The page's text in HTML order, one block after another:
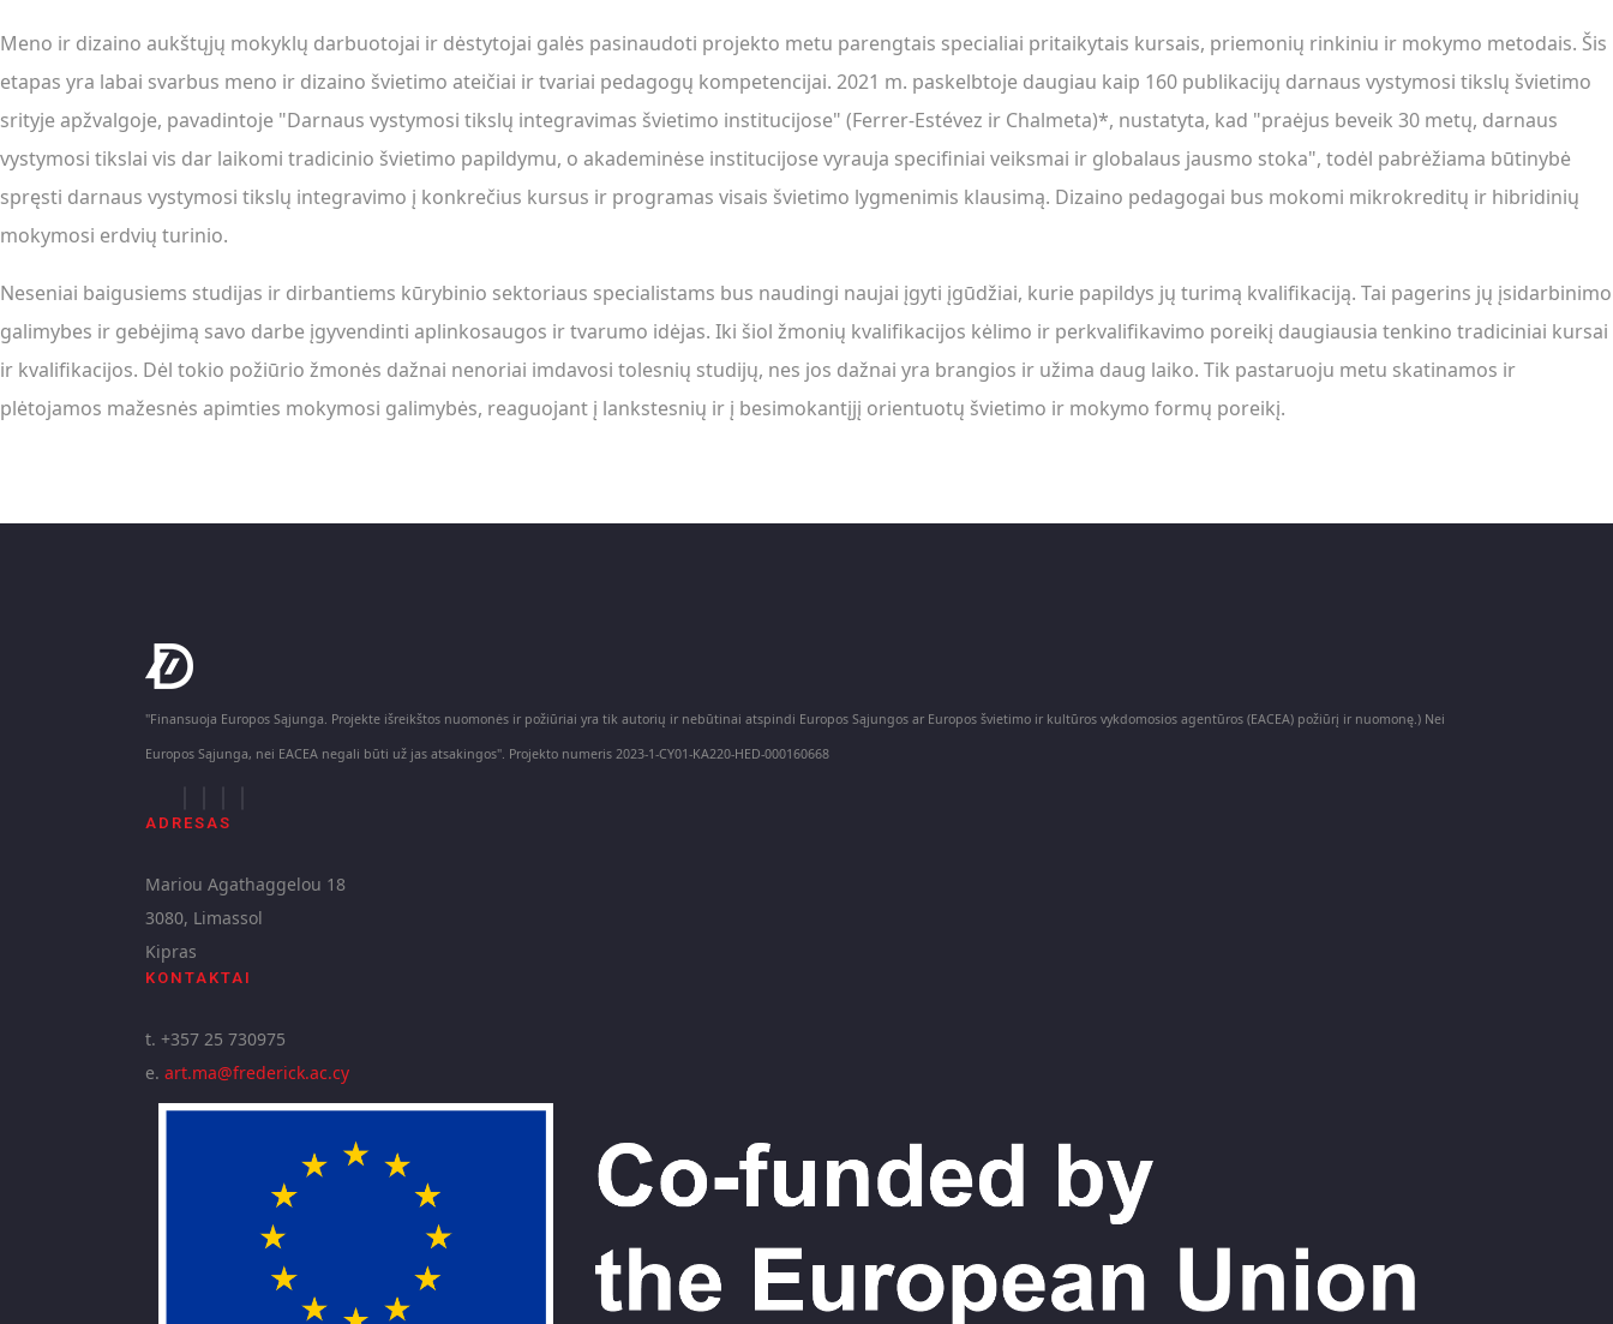
Meno ir dizaino aukštųjų mokyklų darbuotojai ir dėstytojai galės pasinaudoti projekto metu parengtais specialiai pritaikytais kursais, priemonių rinkiniu ir mokymo metodais. Šis
etapas yra labai svarbus meno ir dizaino švietimo ateičiai ir tvariai pedagogų kompetencijai. 2021 m. paskelbtoje daugiau kaip 160 publikacijų darnaus vystymosi tikslų švietimo
srityje apžvalgoje, pavadintoje "Darnaus vystymosi tikslų integravimas švietimo institucijose" (Ferrer-Estévez ir Chalmeta)*, nustatyta, kad "praėjus beveik 30 metų, darnaus
vystymosi tikslai vis dar laikomi tradicinio švietimo papildymu, o akademinėse institucijose vyrauja specifiniai veiksmai ir globalaus jausmo stoka", todėl pabrėžiama būtinybė
spręsti darnaus vystymosi tikslų integravimo į konkrečius kursus ir programas visais švietimo lygmenimis klausimą. Dizaino pedagogai bus mokomi mikrokreditų ir hibridinių
mokymosi erdvių turinio.
Neseniai baigusiems studijas ir dirbantiems kūrybinio sektoriaus specialistams bus naudingi naujai įgyti įgūdžiai, kurie papildys jų turimą kvalifikaciją. Tai pagerins jų įsidarbinimo
galimybes ir gebėjimą savo darbe įgyvendinti aplinkosaugos ir tvarumo idėjas. Iki šiol žmonių kvalifikacijos kėlimo ir perkvalifikavimo poreikį daugiausia tenkino tradiciniai kursai
ir kvalifikacijos. Dėl tokio požiūrio žmonės dažnai nenoriai imdavosi tolesnių studijų, nes jos dažnai yra brangios ir užima daug laiko. Tik pastaruoju metu skatinamos ir
plėtojamos mažesnės apimties mokymosi galimybės, reaguojant į lankstesnių ir į besimokantįjį orientuotų švietimo ir mokymo formų poreikį.
"Finansuoja Europos Sąjunga. Projekte išreikštos nuomonės ir požiūriai yra tik autorių ir nebūtinai atspindi Europos Sąjungos ar Europos švietimo ir kultūros vykdomosios agentūros (EACEA) požiūrį ir nuomonę.) Nei
Europos Sąjunga, nei EACEA negali būti už jas atsakingos". Projekto numeris 2023-1-CY01-KA220-HED-000160668
ADRESAS
Mariou Agathaggelou 18
3080, Limassol
Kipras
KONTAKTAI
t. +357 25 730975
e. art.ma@frederick.ac.cy